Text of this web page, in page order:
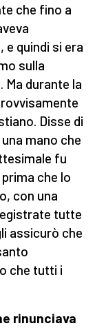
che fino a
quindi si era
sulla
Ma durante la
Disse di
mano che
fu
che lo
con una
tutte
assicurò che
che tutti i
rinunciava